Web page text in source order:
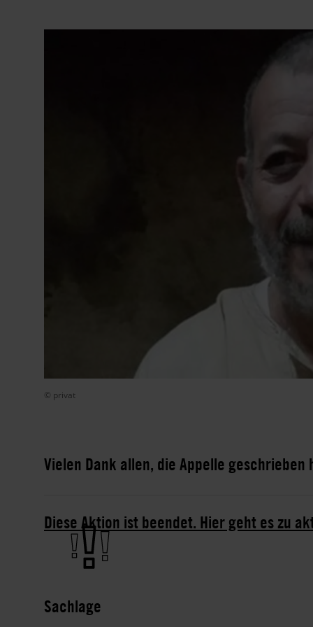
© privat
Vielen Dank allen, die Appelle geschrieben
Diese Aktion ist beendet. Hier geht es zu
Sachlage